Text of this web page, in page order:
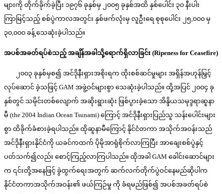
များကို တိုက်ခိုက်ခဲ့ပြီး ၁၉၇၆ ခုနှစ်မှ ၂၀၀၅ ခုနှစ်အထိ နှစ်ပေါင်း ၃၀ နီးပါး
ကြာမြင့်သည့် စစ်ပွဲကာလအတွင်း နှစ်ဖက်လုံးမှ လူဦးရေ စုစုပေါင်း ၂၅,၀၀၀ မှ
၃၀,၀၀၀ ခန့် သေဆုံးခဲ့ပါသည်။
အပစ်အခတ်ရပ်စဲသည့် အချိန်အခါသို့ရောက်ရှိလာခြင်း (Ripeness for Ceasefire)
၂၀၀၃ ခုနှစ်မှစ၍ အင်ဒိုနီးရှားအစိုးရက ထိုးစစ်ဆင်မှုများ အရှိန်အဟုန်မြှင့်
လုပ်ဆောင် ခဲ့သဖြင့် GAM အဖွဲ့ဝင်များစွာ သေဆုံးခဲ့ပါသည်။ ထို့အပြင် ၂၀၀၄ ခု
နှစ်တွင် သမိုင်းတစ်လျောက် အဆိုးရွားဆုံး ဖြစ်ပွားခဲ့သော အိန္ဒိယသမုဒ္ဒရာဆူနာ
မီ (the 2004 Indian Ocean Tsunami) ကြောင့် အင်ဒိုနီးရှားပြည်သူ သန်းပေါင်းများ
စွာ ထိခိုက်ခံစားခဲ့ရပါသည်။ ထိုဆူနာမီကြောင့် နိုင်ငံတကာ အသိုက်အဝန်းသည်
အင်ဒိုနီးရှားနိုင်ငံကို ယခင်ကထက် ပိုမိုအာရုံစိုက်လာကြပြီး အာချေးစစ်ပွဲနှင့်
ပတ်သက်၍လည်း စောင့်ကြည့်လာကြပါသည်။ ထိုအခါ GAM ခေါင်းဆောင်များ
က ၎င်းတို့အနေဖြင့် ခွဲထွက်ရေးအတွက် ဆက်လက်တိုက်ပွဲဝင်နေမည်ဆိုပါက
နိုင်ငံတကာအသိုက်အဝန်း၏ ဖယ်ကြဉ်မှု ကို ခံရမည်ဖြစ်၍ အပစ်အခတ်ရပ်စဲ